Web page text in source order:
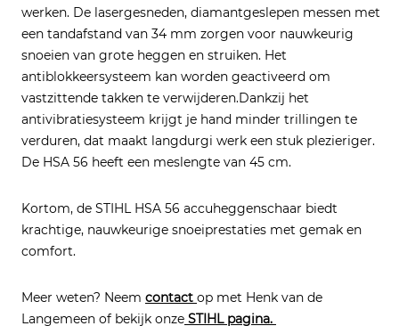
werken. De lasergesneden, diamantgeslepen messen met
een tandafstand van 34 mm zorgen voor nauwkeurig
snoeien van grote heggen en struiken. Het
antiblokkeersysteem kan worden geactiveerd om
vastzittende takken te verwijderen.Dankzij het
antivibratiesysteem krijgt je hand minder trillingen te
verduren, dat maakt langdurgi werk een stuk plezieriger.
De HSA 56 heeft een meslengte van 45 cm.
Kortom, de STIHL HSA 56 accuheggenschaar biedt
krachtige, nauwkeurige snoeiprestaties met gemak en
comfort.
Meer weten? Neem contact op met Henk van de
Langemeen of bekijk onze STIHL pagina.